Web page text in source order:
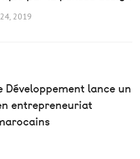
2019
lance un
entrepreneuriat